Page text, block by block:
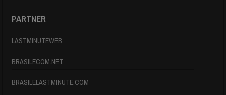
PARTNER
LASTMINUTEWEB
BRASILECOM.NET
BRASILELASTMINUTE.COM